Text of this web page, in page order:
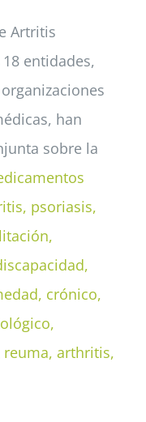
Artritis
entidades,
han
sobre la